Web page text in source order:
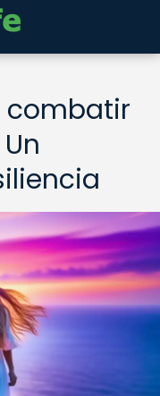
combatir